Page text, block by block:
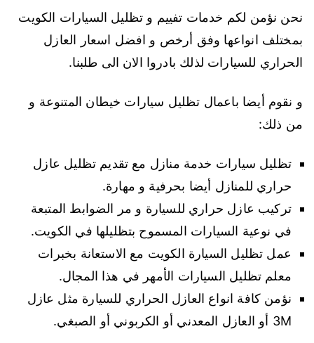
نحن نؤمن لكم خدمات تفييم و تظليل السيارات الكويت
بمختلف انواعها وفق أرخص و افضل اسعار العازل
الحراري للسيارات لذلك بادروا الان الى طلبنا.
و نقوم أيضا باعمال تظليل سيارات خيطان المتنوعة و
من ذلك:
تظليل سيارات خدمة منازل مع تقديم تظليل عازل
حراري للمنازل أيضا بحرفية و مهارة.
تركيب عازل حراري للسيارة و مر الضوابط المتبعة
في نوعية السيارات المسموح بتظليلها في الكويت.
عمل تظليل السيارة الكويت مع الاستعانة بخبرات
معلم تظليل السيارات الأمهر في هذا المجال.
نؤمن كافة انواع العازل الحراري للسيارة مثل عازل
3M أو العازل المعدني أو الكربوني أو الصبغي.